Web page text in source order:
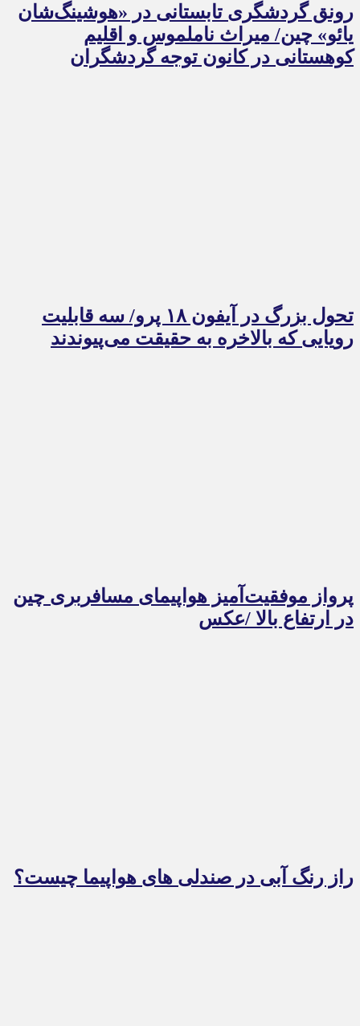
رونق گردشگری تابستانی در «هوشینگ‌شان
یائو» چین/ میراث ناملموس و اقلیم
کوهستانی در کانون توجه گردشگران
تحول بزرگ در آیفون ۱۸ پرو/ سه قابلیت
رویایی که بالاخره به حقیقت می‌پیوندند
پرواز موفقیت‌آمیز هواپیمای مسافربری چین
در ارتفاع بالا /عکس
راز رنگ آبی در صندلی های هواپیما چیست؟